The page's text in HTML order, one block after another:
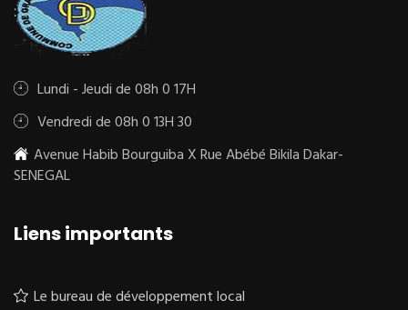
Lundi - Jeudi de 08h 0 17H
Vendredi de 08h 0 13H 30
Avenue Habib Bourguiba X Rue Abébé Bikila Dakar-
SENEGAL
Liens importants
Le bureau de développement local